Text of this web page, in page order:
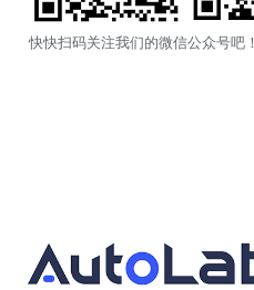
快快扫码关注我们的微信公众号吧！